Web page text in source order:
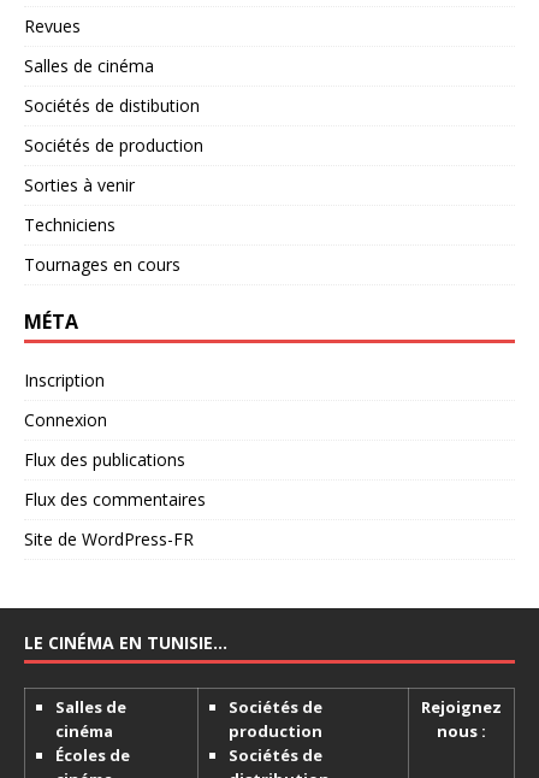
Revues
Salles de cinéma
Sociétés de distibution
Sociétés de production
Sorties à venir
Techniciens
Tournages en cours
MÉTA
Inscription
Connexion
Flux des publications
Flux des commentaires
Site de WordPress-FR
LE CINÉMA EN TUNISIE…
Salles de
cinéma
Écoles de
Sociétés de
production
Sociétés de
Rejoignez
nous :